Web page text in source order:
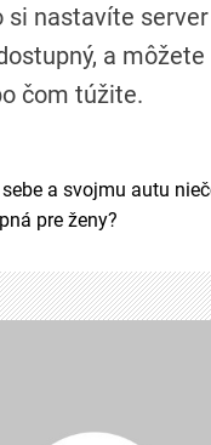
si nastavíte
a
čom túžite.
a svojmu autu
pre ženy?